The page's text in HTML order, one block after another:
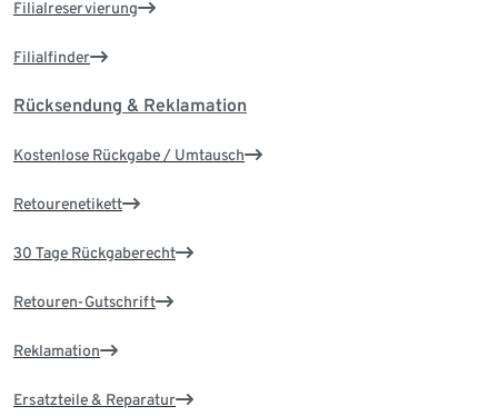
Filialreservierung
Filialfinder
Rücksendung & Reklamation
Kostenlose Rückgabe / Umtausch
Retourenetikett
30 Tage Rückgaberecht
Retouren-Gutschrift
Reklamation
Ersatzteile & Reparatur